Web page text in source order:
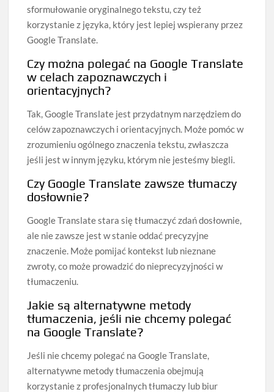
sformułowanie oryginalnego tekstu, czy też
korzystanie z języka, który jest lepiej wspierany przez
Google Translate.
Czy można polegać na Google Translate
w celach zapoznawczych i
orientacyjnych?
Tak, Google Translate jest przydatnym narzędziem do
celów zapoznawczych i orientacyjnych. Może pomóc w
zrozumieniu ogólnego znaczenia tekstu, zwłaszcza
jeśli jest w innym języku, którym nie jesteśmy biegli.
Czy Google Translate zawsze tłumaczy
dosłownie?
Google Translate stara się tłumaczyć zdań dosłownie,
ale nie zawsze jest w stanie oddać precyzyjne
znaczenie. Może pomijać kontekst lub nieznane
zwroty, co może prowadzić do nieprecyzyjności w
tłumaczeniu.
Jakie są alternatywne metody
tłumaczenia, jeśli nie chcemy polegać
na Google Translate?
Jeśli nie chcemy polegać na Google Translate,
alternatywne metody tłumaczenia obejmują
korzystanie z profesjonalnych tłumaczy lub biur